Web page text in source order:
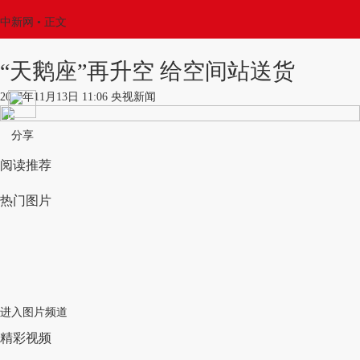
中新网 • 正文
“天鹅座”再升空 给空间站送货
2017年11月13日 11:06 央视新闻
分享
阅读推荐
热门图片
进入图片频道
精彩视频